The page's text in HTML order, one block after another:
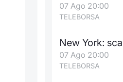
07 Ago 20:00
TELEBORSA
New York:
07 Ago 20:00
TELEBORSA